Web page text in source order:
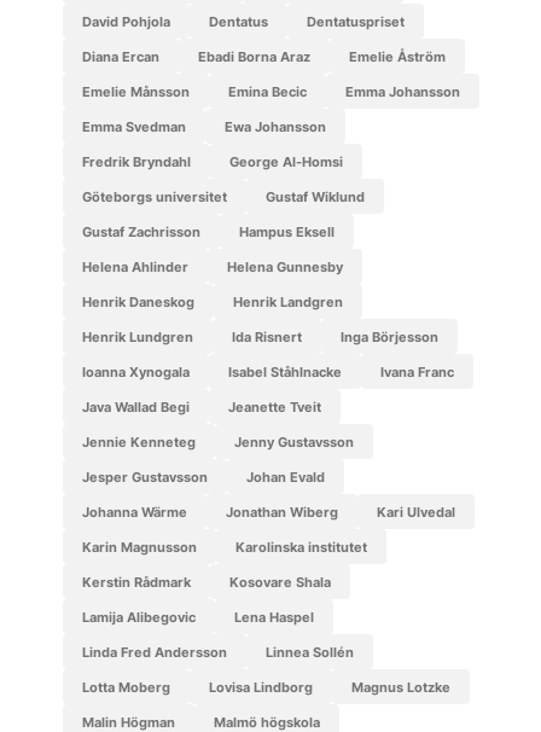
David Pohjola Dentatus Dentatuspriset
Diana Ercan Ebadi Borna Araz Emelie Åström
Emelie Månsson Emina Becic Emma Johansson
Emma Svedman Ewa Johansson
Fredrik Bryndahl George Al-Homsi
Göteborgs universitet Gustaf Wiklund
Gustaf Zachrisson Hampus Eksell
Helena Ahlinder Helena Gunnesby
Henrik Daneskog Henrik Landgren
Henrik Lundgren Ida Risnert Inga Börjesson
Ioanna Xynogala Isabel Ståhlnacke Ivana Franc
Java Wallad Begi Jeanette Tveit
Jennie Kenneteg Jenny Gustavsson
Jesper Gustavsson Johan Evald
Johanna Wärme Jonathan Wiberg Kari Ulvedal
Karin Magnusson Karolinska institutet
Kerstin Rådmark Kosovare Shala
Lamija Alibegovic Lena Haspel
Linda Fred Andersson Linnea Sollén
Lotta Moberg Lovisa Lindborg Magnus Lotzke
Malin Högman Malmö högskola